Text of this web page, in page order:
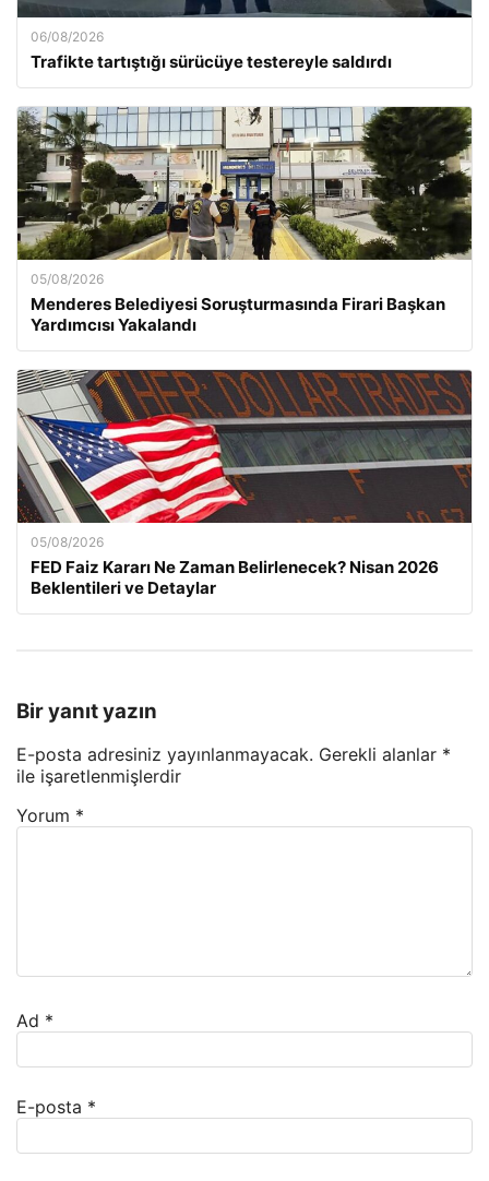
06/08/2026
Trafikte tartıştığı sürücüye testereyle saldırdı
05/08/2026
Menderes Belediyesi Soruşturmasında Firari Başkan
Yardımcısı Yakalandı
05/08/2026
FED Faiz Kararı Ne Zaman Belirlenecek? Nisan 2026
Beklentileri ve Detaylar
Bir yanıt yazın
E-posta adresiniz yayınlanmayacak. Gerekli alanlar *
ile işaretlenmişlerdir
Yorum *
Ad *
E-posta *